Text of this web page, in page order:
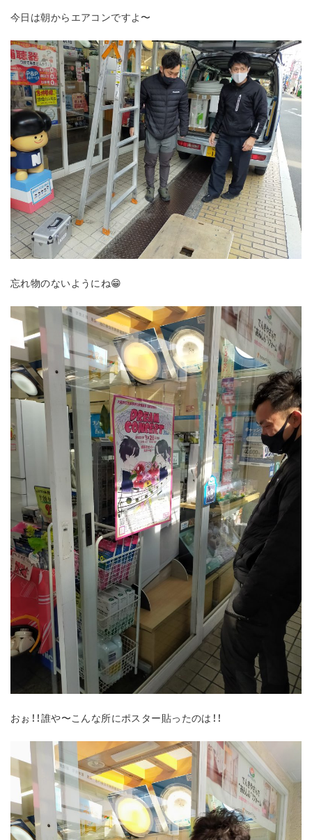
今日は朝からエアコンですよ〜
忘れ物のないようにね😁
おぉ！！誰や〜こんな所にポスター貼ったのは！！